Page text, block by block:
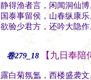
静得渔者言，闲闻洞仙
国泰事留侯，山春纵康
欲验少君方，还吟大隐
卷279_18 【九日奉
露白菊氛氲，西楼盛袭